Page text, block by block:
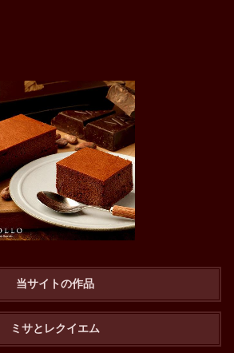
当サイトの作品
ミサとレクイエム